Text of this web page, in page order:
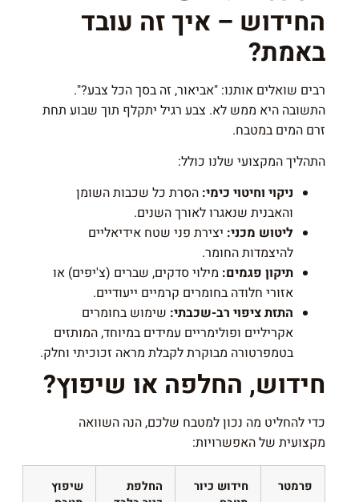
החידוש – איך זה עובד
באמת?
רבים שואלים אותנו: "אביאור, זה בסך הכל צבע?".
התשובה היא ממש לא. צבע רגיל יתקלף תוך שבוע תחת
זרם המים במטבח.
התהליך המקצועי שלנו כולל:
ניקוי וחיטוי כימי:הסרת כל שכבות השומן
והאבנית שנאגרו לאורך השנים.
ליטוש מכני:יצירת פני שטח אידיאליים
להיצמדות החומר.
תיקון פגמים:מילוי סדקים, שברים (צ'יפים) או
אזורי חלודה בחומרים קרמיים ייעודיים.
התזת ציפוי רב-שכבתי:שימוש בחומרים
אקריליים ופולימריים עמידים במיוחד, המותזים
בטמפרטורה מבוקרת לקבלת מראה זכוכיתי וחלק.
חידוש, החלפה או שיפוץ?
כדי להחליט מה נכון למטבח שלכם, הנה השוואה
מקצועית של האפשרויות:
פרמטר
חידוש כיור
החלפת
שיפוץ